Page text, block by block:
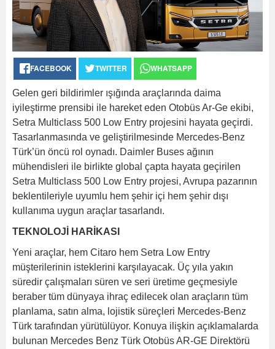
FACEBOOK TWITTER WHATSAPP
Gelen geri bildirimler ışığında araçlarında daima
iyileştirme prensibi ile hareket eden Otobüs Ar-Ge ekibi,
Setra Multiclass 500 Low Entry projesini hayata geçirdi.
Tasarlanmasında ve geliştirilmesinde Mercedes-Benz
Türk’ün öncü rol oynadı. Daimler Buses ağının
mühendisleri ile birlikte global çapta hayata geçirilen
Setra Multiclass 500 Low Entry projesi, Avrupa pazarının
beklentileriyle uyumlu hem şehir içi hem şehir dışı
kullanıma uygun araçlar tasarlandı.
TEKNOLOJİ HARİKASI
Yeni araçlar, hem Citaro hem Setra Low Entry
müşterilerinin isteklerini karşılayacak. Üç yıla yakın
süredir çalışmaları süren ve seri üretime geçmesiyle
beraber tüm dünyaya ihraç edilecek olan araçların tüm
planlama, satın alma, lojistik süreçleri Mercedes-Benz
Türk tarafından yürütülüyor. Konuya ilişkin açıklamalarda
bulunan Mercedes Benz Türk Otobüs AR-GE Direktörü